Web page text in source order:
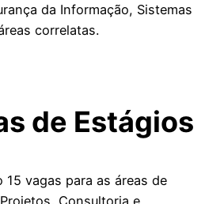
da Informação, Sistemas
correlatas.
de Estágios
15 vagas para as áreas de
Consultoria e